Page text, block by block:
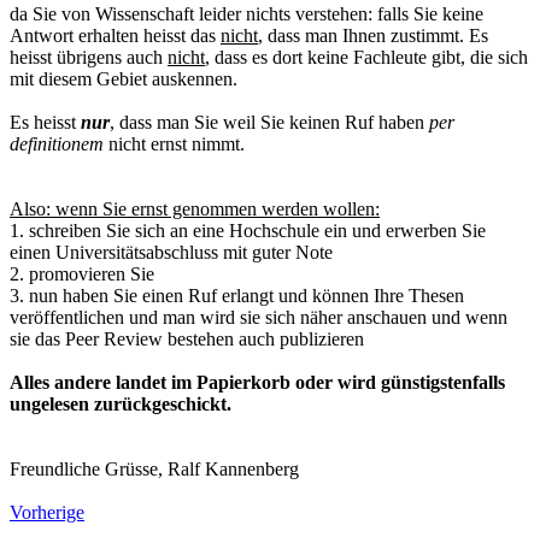
da Sie von Wissenschaft leider nichts verstehen: falls Sie keine
Antwort erhalten heisst das nicht, dass man Ihnen zustimmt. Es
heisst übrigens auch nicht, dass es dort keine Fachleute gibt, die sich
mit diesem Gebiet auskennen.
Es heisst nur, dass man Sie weil Sie keinen Ruf haben per
definitionem nicht ernst nimmt.
Also: wenn Sie ernst genommen werden wollen:
1. schreiben Sie sich an eine Hochschule ein und erwerben Sie
einen Universitätsabschluss mit guter Note
2. promovieren Sie
3. nun haben Sie einen Ruf erlangt und können Ihre Thesen
veröffentlichen und man wird sie sich näher anschauen und wenn
sie das Peer Review bestehen auch publizieren
Alles andere landet im Papierkorb oder wird günstigstenfalls
ungelesen zurückgeschickt.
Freundliche Grüsse, Ralf Kannenberg
Vorherige